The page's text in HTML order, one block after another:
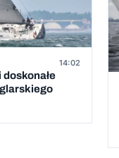
14:02